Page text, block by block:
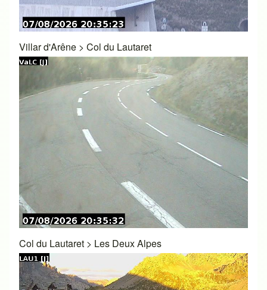
Villar d'Arêne > Col du Lautaret
Col du Lautaret > Les Deux Alpes